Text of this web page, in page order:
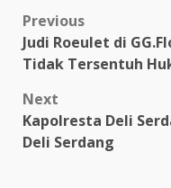
Post
navigation
Previous
Judi Roeulet di
Tidak Tersentuh
Next
Kapolresta Deli
Deli Serdang